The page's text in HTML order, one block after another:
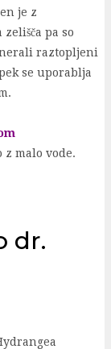
je z
pa so
raztopljeni
se uporablja
z malo vode.
dr.